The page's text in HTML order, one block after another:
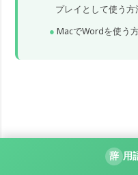
プレイとして使う方
MacでWordを使う
辞 用